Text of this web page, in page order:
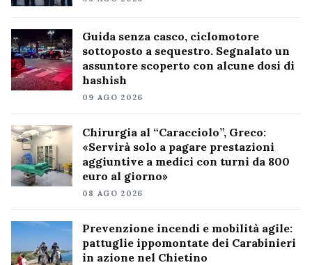
Guida senza casco, ciclomotore
sottoposto a sequestro. Segnalato un
assuntore scoperto con alcune dosi di
hashish
09 AGO 2026
Chirurgia al “Caracciolo”, Greco:
«Servirà solo a pagare prestazioni
aggiuntive a medici con turni da 800
euro al giorno»
08 AGO 2026
Prevenzione incendi e mobilità agile:
pattuglie ippomontate dei Carabinieri
in azione nel Chietino